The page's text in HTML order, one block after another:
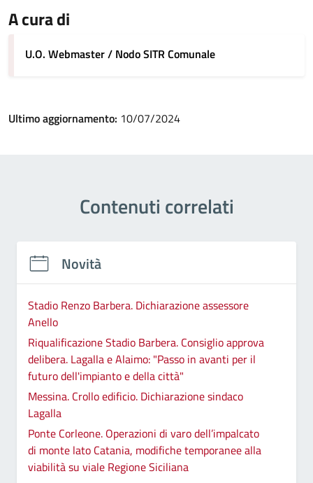
A cura di
U.O. Webmaster / Nodo SITR Comunale
Ultimo aggiornamento: 10/07/2024
Contenuti correlati
Novità
Stadio Renzo Barbera. Dichiarazione assessore
Anello
Riqualificazione Stadio Barbera. Consiglio approva
delibera. Lagalla e Alaimo: "Passo in avanti per il
futuro dell'impianto e della città"
Messina. Crollo edificio. Dichiarazione sindaco
Lagalla
Ponte Corleone. Operazioni di varo dell’impalcato
di monte lato Catania, modifiche temporanee alla
viabilità su viale Regione Siciliana